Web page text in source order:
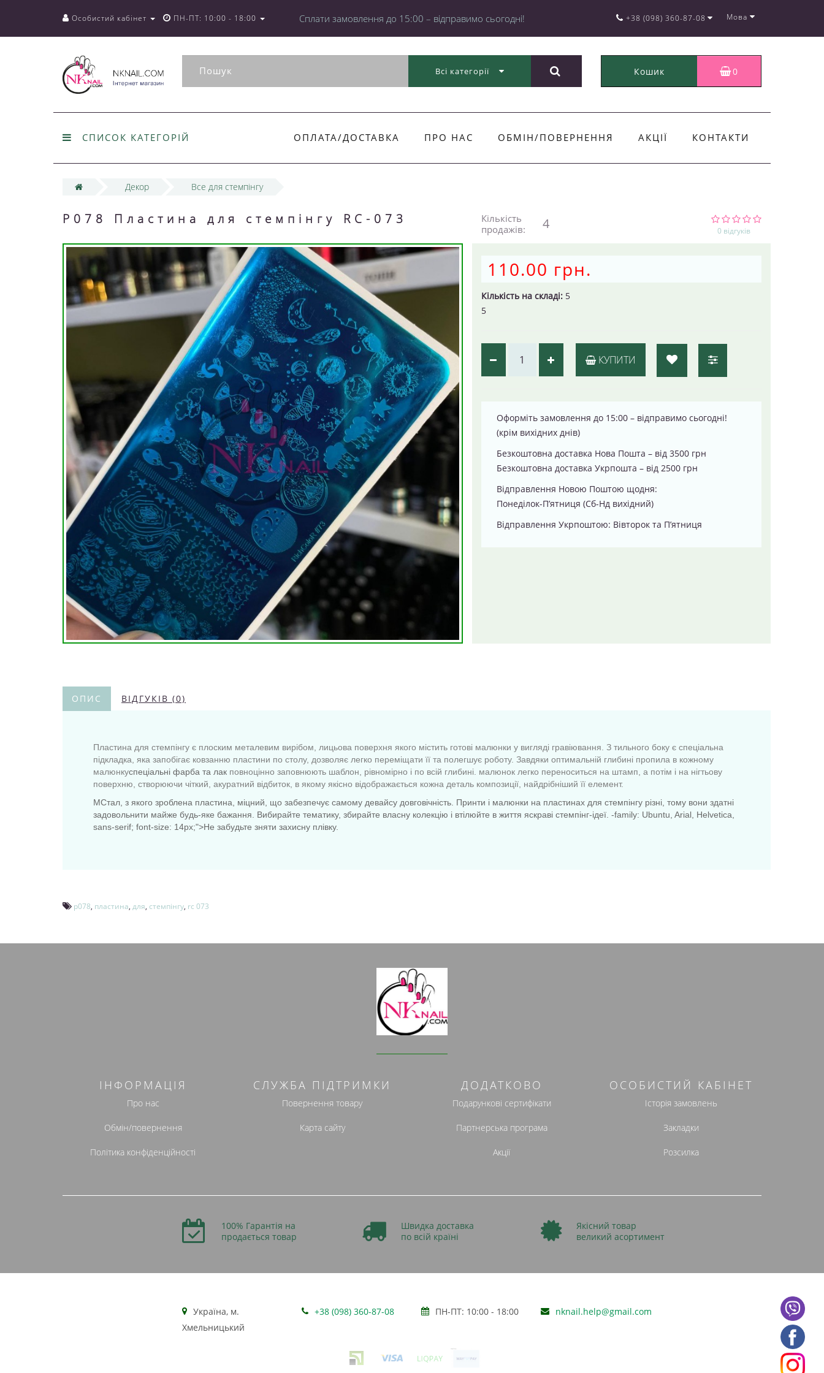
Cплати замовлення до 15:00 – відправимо сьогодні!
Особистий кабінет ПН-ПТ: 10:00 - 18:00 +38 (098) 360-87-08 Мова
Всі категорії Кошик 0
СПИСОК КАТЕГОРІЙ ОПЛАТА/ДОСТАВКА ПРО НАС ОБМІН/ПОВЕРНЕННЯ АКЦІЇ КОНТАКТИ
Декор Все для стемпінгу
P078 Пластина для стемпінгу RC-073
Кількість
продажів:
4 0 відгуків
110.00 грн.
Кількість на складі:5
5
КУПИТИ
Оформіть замовлення до 15:00 – відправимо сьогодні!
(крім вихідних днів)
Безкоштовна доставка Нова Пошта – від 3500 грн
Безкоштовна доставка Укрпошта – від 2500 грн
Відправлення Новою Поштою щодня:
Понеділок-П’ятниця (Сб-Нд вихідний)
Відправлення Укрпоштою: Вівторок та П’ятниця
ОПИС ВІДГУКІВ (0)
Пластина для стемпінгу є плоским металевим вирібом, лицьова поверхня якого містить готові малюнки у вигляді гравіювання. З тильного боку є спеціальна
підкладка, яка запобігає ковзанню пластини по столу, дозволяє легко переміщати її та полегшує роботу. Завдяки оптимальній глибині пропила в кожному
малюнкуспеціальні фарба та лак повноцінно заповнюють шаблон, рівномірно і по всій глибині. малюнок легко переноситься на штамп, а потім і на нігтьову
поверхню, створюючи чіткий, акуратний відбиток, в якому якісно відображається кожна деталь композиції, найдрібніший її елемент.
МСтал, з якого зроблена пластина, міцний, що забезпечує самому девайсу довговічність. Принти і малюнки на пластинах для стемпінгу різні, тому вони здатні
задовольнити майже будь-яке бажання. Вибирайте тематику, збирайте власну колекцію і втілюйте в життя яскраві стемпінг-ідеї. -family: Ubuntu, Arial, Helvetica,
sans-serif; font-size: 14px;">Не забудьте зняти захисну плівку.
p078, пластина, для, стемпінгу, rc 073
ІНФОРМАЦІЯ
Про нас
Обмін/повернення
Політика конфіденційності
СЛУЖБА ПІДТРИМКИ
Повернення товару
Карта сайту
ДОДАТКОВО
Подарункові сертифікати
Партнерська програма
Акції
ОСОБИСТИЙ КАБІНЕТ
Історія замовлень
Закладки
Розсилка
100% Гарантія на
продається товар
Швидка доставка
по всій країні
Якісний товар
великий асортимент
Українa, м.
Хмельницький
+38 (098) 360-87-08 ПН-ПТ: 10:00 - 18:00 nknail.help@gmail.com